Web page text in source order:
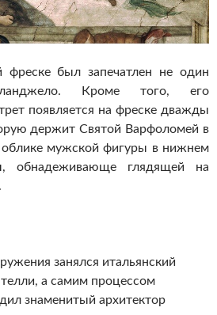
фреске был запечатлен не один
Кроме того, его
появляется на фреске дважды
держит Святой Варфоломей в
облике мужской фигуры в нижнем
обнадеживающе глядящей на
занялся итальянский
а самим процессом
знаменитый архитектор